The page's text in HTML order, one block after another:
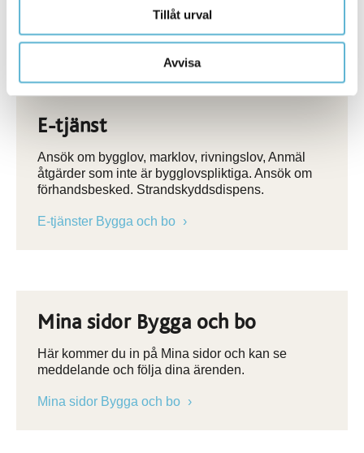
Tillåt urval
Avvisa
När du har fått slutbeskedet får du börja använda
byggnaden
E-tjänst
Ansök om bygglov, marklov, rivningslov, Anmäl
åtgärder som inte är bygglovspliktiga. Ansök om
förhandsbesked. Strandskyddsdispens.
E-tjänster Bygga och bo
Mina sidor Bygga och bo
Här kommer du in på Mina sidor och kan se
meddelande och följa dina ärenden.
Mina sidor Bygga och bo